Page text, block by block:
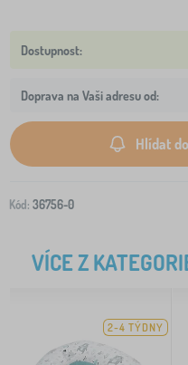
Doprava na Vaši adresu od:
Hlídat
Kód: 36756-0
VÍCE Z
2-4 TÝDNY